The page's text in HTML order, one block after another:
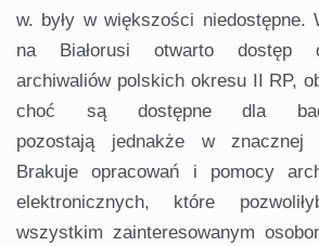
w. były w większości niedostępne.
na Białorusi otwarto dostęp
archiwaliów polskich okresu II RP,
choć są dostępne dla
pozostają jednakże w znacznej
Brakuje opracowań i pomocy
elektronicznych, które
wszystkim zainteresowanym